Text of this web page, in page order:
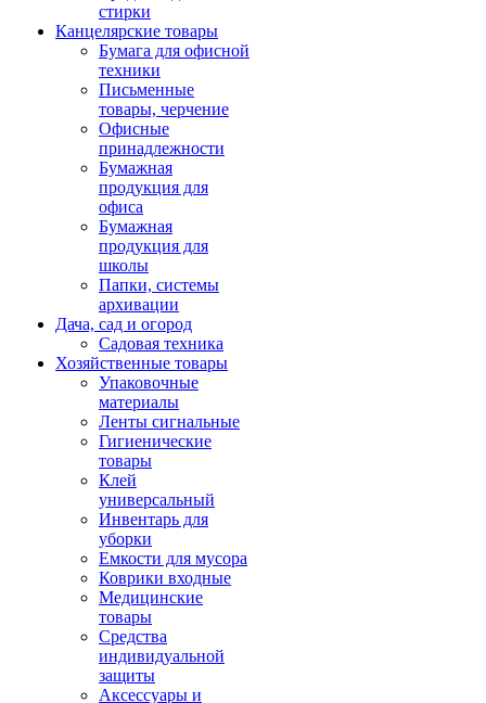
стирки
Канцелярские товары
Бумага для офисной
техники
Письменные
товары, черчение
Офисные
принадлежности
Бумажная
продукция для
офиса
Бумажная
продукция для
школы
Папки, системы
архивации
Дача, сад и огород
Садовая техника
Хозяйственные товары
Упаковочные
материалы
Ленты сигнальные
Гигиенические
товары
Клей
универсальный
Инвентарь для
уборки
Емкости для мусора
Коврики входные
Медицинские
товары
Средства
индивидуальной
защиты
Аксессуары и